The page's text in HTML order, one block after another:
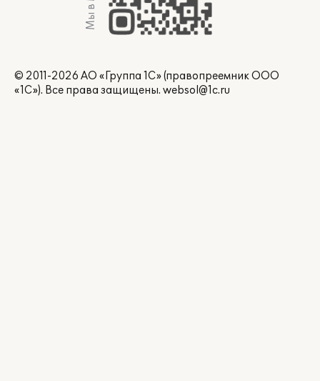
© 2011-2026 АО «Группа 1С» (правопреемник ООО
«1С»). Все права защищены. websol@1c.ru